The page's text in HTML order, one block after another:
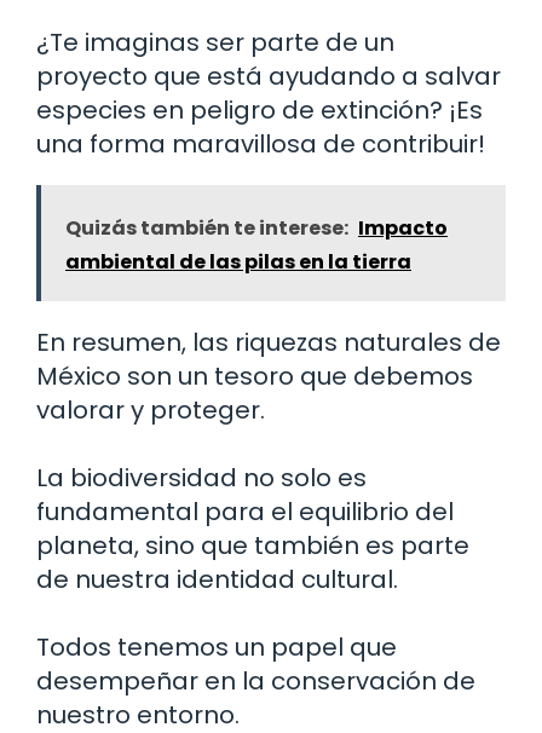
¿Te imaginas ser parte de un
proyecto que está ayudando a salvar
especies en peligro de extinción? ¡Es
una forma maravillosa de contribuir!
Quizás también te interese: Impacto
ambiental de las pilas en la tierra
En resumen, las riquezas naturales de
México son un tesoro que debemos
valorar y proteger.
La biodiversidad no solo es
fundamental para el equilibrio del
planeta, sino que también es parte
de nuestra identidad cultural.
Todos tenemos un papel que
desempeñar en la conservación de
nuestro entorno.